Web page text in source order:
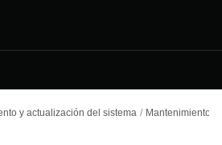
y actualización del sistema / Mantenimiento